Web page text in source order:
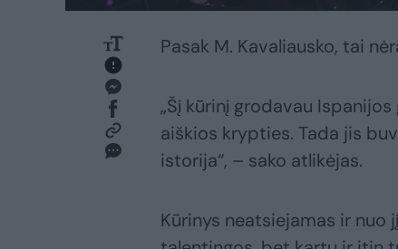
Pasak M. Kavaliausko, tai
„Šį kūrinį grodavau
aiškios krypties. Tada jis
istorija“, – sako atlikėjas.
Kūrinys neatsiejamas ir